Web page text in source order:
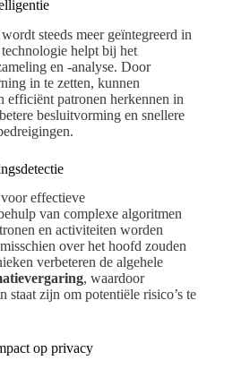
wordt steeds meer geïntegreerd in
helpt bij het
en -analyse. Door
in te zetten, kunnen
efficiënt patronen herkennen in
besluitvorming en snellere
effectieve
van complexe algoritmen
en activiteiten worden
over het hoofd zouden
verbeteren de algehele
, waardoor
staat zijn om potentiële risico’s te
op privacy